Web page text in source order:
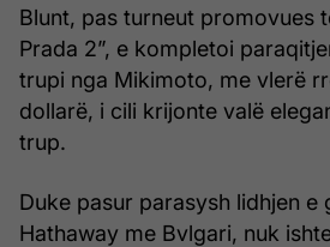
Blunt, pas turneut promovues
Prada 2”, e kompletoi
trupi nga Mikimoto, me vlerë
dollarë, i cili krijonte valë
trup.
Duke pasur parasysh lidhjen e
Hathaway me Bvlgari, nuk